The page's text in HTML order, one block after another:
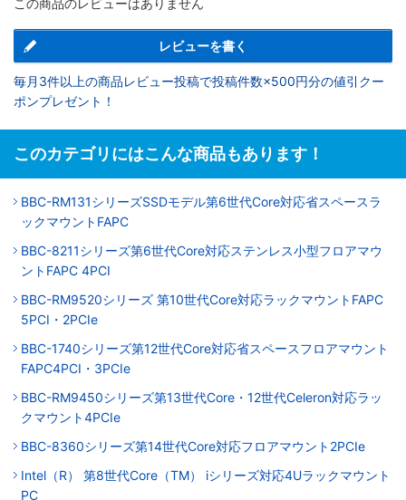
レビューを書く
毎月3件以上の商品レビュー投稿で投稿件数×500円分の値引クー
ポンプレゼント！
このカテゴリにはこんな商品もあります！
BBC-RM131シリーズSSDモデル第6世代Core対応省スペースラ
ックマウントFAPC
BBC-8211シリーズ第6世代Core対応ステンレス小型フロアマウ
ントFAPC 4PCI
BBC-RM9520シリーズ 第10世代Core対応ラックマウントFAPC
5PCI・2PCIe
BBC-1740シリーズ第12世代Core対応省スペースフロアマウント
FAPC4PCI・3PCIe
BBC-RM9450シリーズ第13世代Core・12世代Celeron対応ラッ
クマウント4PCIe
BBC-8360シリーズ第14世代Core対応フロアマウント2PCIe
Intel（R） 第8世代Core（TM） iシリーズ対応4Uラックマウント
PC